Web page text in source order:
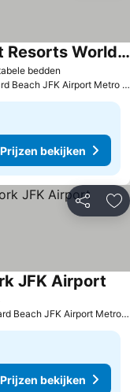
bedden
Hyatt Regency JFK Airport at Resorts World New York
1.5 km vanaf Howard Beach JFK Airport Metro Station
Prijzen bekijken
Delen
JFK Airport
2.8 km vanaf Howard Beach JFK Airport Metro Station
Prijzen bekijken